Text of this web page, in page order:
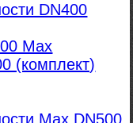
DN400
Max
(комплект)
Max DN500